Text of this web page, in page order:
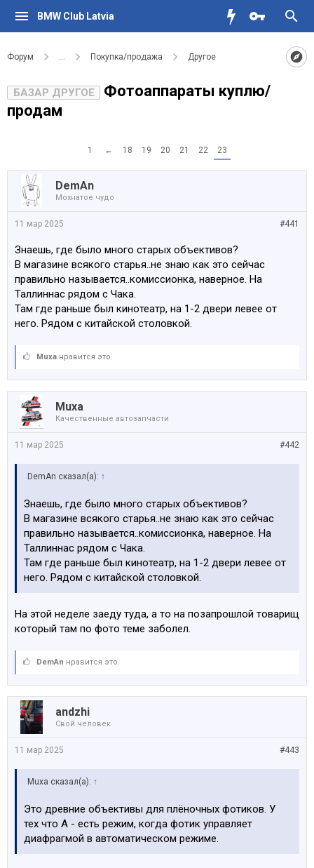
BMW Club Latvia
Форум ... Покупка/продажа Другое
БАЗАР ДРУГОЕ
Фотоаппараты куплю/
продам
1 ← 18 19 20 21 22 23
DemAn
Мохнатое чудо
#441
11 мар 2025
Знаешь, где было много старых объективов?
В магазине всякого старья..не знаю как это сейчас
правильно называется..комиссионка, наверное. На
Таллиннас рядом с Чака.
Там где раньше был кинотеатр, на 1-2 двери левее от
него. Рядом с китайской столовкой.
Muxa нравится это.
Muxa
Качественные автозапчасти
#442
11 мар 2025
DemAn сказал(а): ↑
Знаешь, где было много старых объективов?
В магазине всякого старья..не знаю как это сейчас
правильно называется..комиссионка, наверное. На
Таллиннас рядом с Чака.
Там где раньше был кинотеатр, на 1-2 двери левее от
него. Рядом с китайской столовкой.
На этой неделе заеду туда, а то на позапрошлой товарищ
который там по фото теме заболел.
DemAn нравится это.
аndzhi
Свой человек
#443
11 мар 2025
Muxa сказал(а): ↑
Это древние объективы для плёночных фотиков. У
тех что А - есть режим, когда фотик управляет
диафрагмой в автоматическом режиме.